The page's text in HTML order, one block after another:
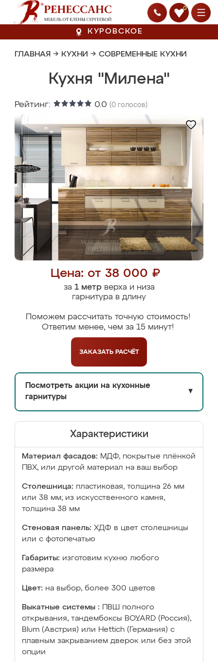
0
КУРОВСКОЕ
ГЛАВНАЯ → КУХНИ → СОВРЕМЕННЫЕ КУХНИ
Кухня "Милена"
Рейтинг: 0.0 (0 голосов)
Цена: от 38 000 ₽
за 1 метрверха и низа
гарнитура в длину
Поможем рассчитать точную стоимость!
Ответим менее, чем за 15 минут!
ЗАКАЗАТЬ РАСЧЁТ
Посмотреть акции на кухонные
гарнитуры
▼
Характеристики
Материал фасадов: МДФ, покрытые плёнкой
ПВХ, или другой материал на ваш выбор
Столешница: пластиковая, толщина 26 мм
или 38 мм; из искусственного камня,
толщина 38 мм
Стеновая панель: ХДФ в цвет столешницы
или с фотопечатью
Габариты: изготовим кухню любого
размера
Цвет: на выбор, более 300 цветов
Выкатные системы :
ПВШ полного
открывания, тандембоксы BOYARD (Россия),
Blum (Австрия) или Hettich (Германия) с
плавным закрыванием дверок или без этой
опции